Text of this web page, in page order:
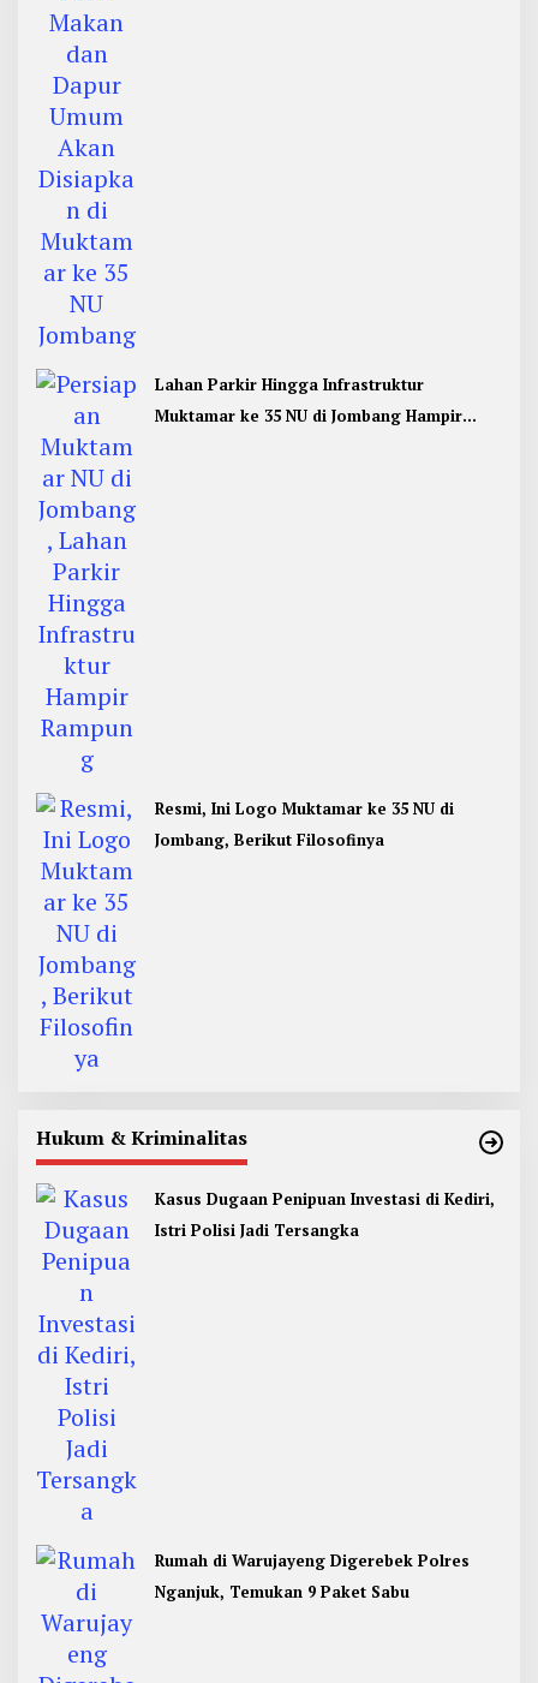
Lahan Parkir Hingga Infrastruktur
Muktamar ke 35 NU di Jombang Hampir
Resmi, Ini Logo Muktamar ke 35 NU di
Jombang, Berikut Filosofinya
Hukum & Kriminalitas
Kasus Dugaan Penipuan Investasi di Kediri,
Istri Polisi Jadi Tersangka
Rumah di Warujayeng Digerebek Polres
Nganjuk, Temukan 9 Paket Sabu